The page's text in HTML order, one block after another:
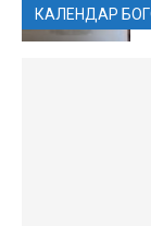
КАЛЕНДАР